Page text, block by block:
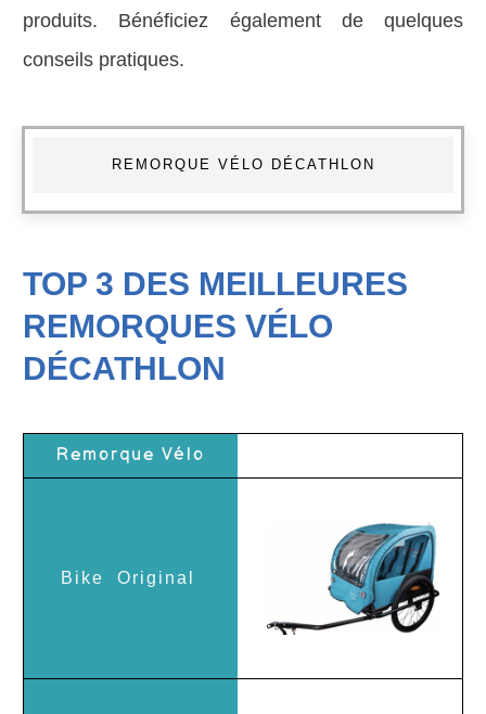
produits. Bénéficiez également de quelques
conseils pratiques.
REMORQUE VÉLO DÉCATHLON
TOP 3 DES MEILLEURES
REMORQUES VÉLO
DÉCATHLON